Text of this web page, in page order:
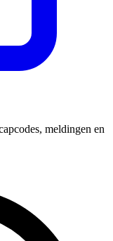
meldingen en